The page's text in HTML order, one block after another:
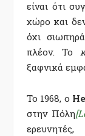
είναι ότι
χώρο και
όχι
πλέον. Το
ξαφνικά
Το 1968, ο
στην Πόλη